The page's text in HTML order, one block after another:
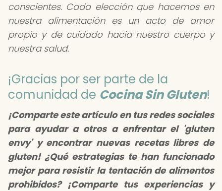
conscientes. Cada elección que hacemos en
nuestra alimentación es un acto de amor
propio y de cuidado hacia nuestro cuerpo y
nuestra salud.
¡Gracias por ser parte de la
comunidad de Cocina Sin Gluten!
¡Comparte este artículo en tus redes sociales
para ayudar a otros a enfrentar el 'gluten
envy' y encontrar nuevas recetas libres de
gluten! ¿Qué estrategias te han funcionado
mejor para resistir la tentación de alimentos
prohibidos? ¡Comparte tus experiencias y